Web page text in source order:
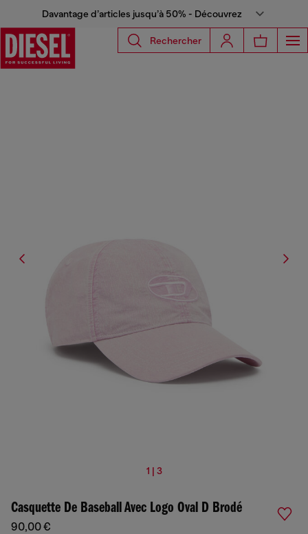
Davantage d’articles jusqu’à 50% - Découvrez
Rechercher
1 | 3
Casquette De Baseball Avec Logo Oval D Brodé
90,00 €